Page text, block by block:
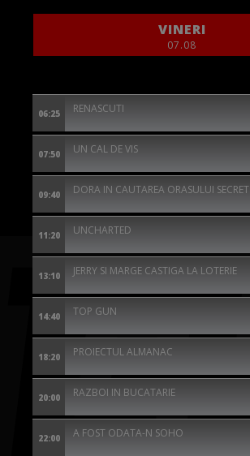
VINERI
07.08
06:25 RENASCUTI
07:50 UN CAL DE VIS
09:40 DORA IN CAUTAREA ORASULUI SECRET
11:20 UNCHARTED
13:10 JERRY SI MARGE CASTIGA LA LOTERIE
14:40 TOP GUN
18:20 PROIECTUL ALMANAC
20:00 RAZBOI IN BUCATARIE
22:00 A FOST ODATA-N SOHO